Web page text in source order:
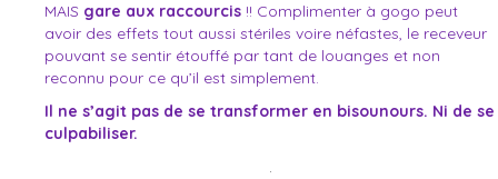
MAIS gare aux raccourcis !! Complimenter à gogo peut
avoir des effets tout aussi stériles voire néfastes, le receveur
pouvant se sentir étouffé par tant de louanges et non
reconnu pour ce qu’il est simplement.
Il ne s’agit pas de se transformer en bisounours. Ni de se
culpabiliser.
.